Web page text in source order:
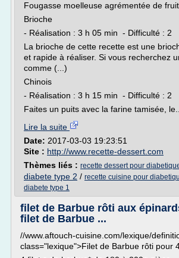
Fougasse moelleuse agrémentée de
Brioche
- Réalisation : 3 h 05 min - Difficulté : 2
La brioche de cette recette est une
et rapide à réaliser. Si vous recherchez
comme (...)
Chinois
- Réalisation : 3 h 15 min - Difficulté : 2
Faites un puits avec la farine tamisée, le...
Lire la suite
Date: 2017-03-03 19:23:51
Site : http://www.recette-dessert.com
Thèmes liés : recette dessert pour
diabete type 2 / recette cuisine pour
diabete type 1
filet de Barbue rôti aux
filet de Barbue ...
//www.aftouch-cuisine.com/lexique/
class="lexique">Filet de Barbue rôti pour